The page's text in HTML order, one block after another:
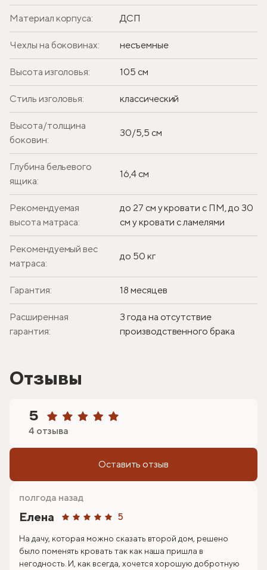
Материал корпуса: ДСП
Чехлы на боковинах: несъемные
Высота изголовья: 105 см
Стиль изголовья: классический
Высота/толщина
боковин:
30/5,5 см
Глубина бельевого
ящика:
16,4 см
Рекомендуемая
высота матраса:
до 27 см у кровати с ПМ, до 30
см у кровати с ламелями
Рекомендуемый вес
матраса:
до 50 кг
Гарантия: 18 месяцев
Расширенная
гарантия:
3 года на отсутствие
производственного брака
Отзывы
5
4 отзыва
Оставить отзыв
Елена 5
полгода назад
На дачу, которая можно сказать второй дом, решено
было поменять кровать так как наша пришла в
негодность. И, как всегда, хочется хорошую добротную